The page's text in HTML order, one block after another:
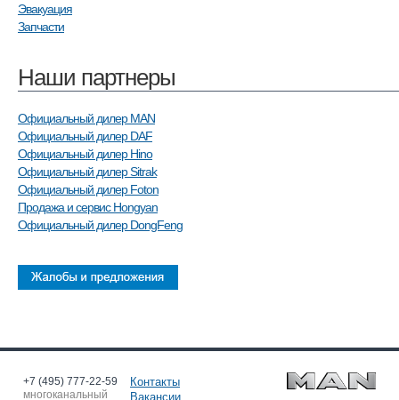
Эвакуация
Запчасти
Наши партнеры
Официальный дилер MAN
Официальный дилер DAF
Официальный дилер Hino
Официальный дилер Sitrak
Официальный дилер Foton
Продажа и сервис Hongyan
Официальный дилер DongFeng
+7 (495) 777-22-59
многоканальный
Контакты
Вакансии